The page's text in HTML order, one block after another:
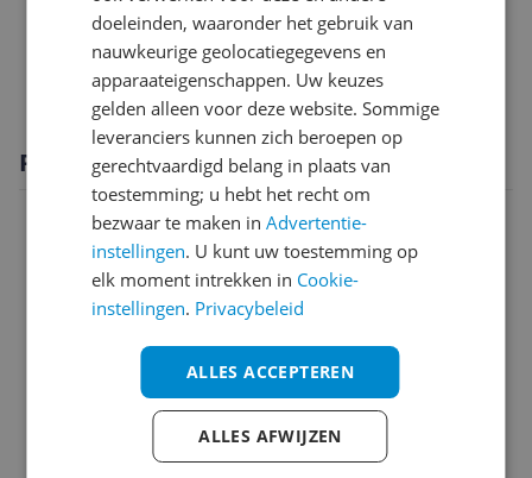
Functies
Scherm
Productomschrijving
doeleinden, waaronder het gebruik van
nauwkeurige geolocatiegegevens en
apparaateigenschappen. Uw keuzes
gelden alleen voor deze website. Sommige
leveranciers kunnen zich beroepen op
gerechtvaardigd belang in plaats van
toestemming; u hebt het recht om
bezwaar te maken inAdvertentie-
instellingen. U kunt uw toestemming op
elk moment intrekken in Cookie-
instellingen. Privacybeleid
ALLES ACCEPTEREN
ALLES AFWIJZEN